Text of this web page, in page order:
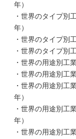
年）
・世界のタイプ別
年）
・世界のタイプ別
・世界のタイプ別
・世界の用途別工
・世界の用途別工
・世界の用途別工
年）
・世界の用途別工
年）
・世界の用途別工